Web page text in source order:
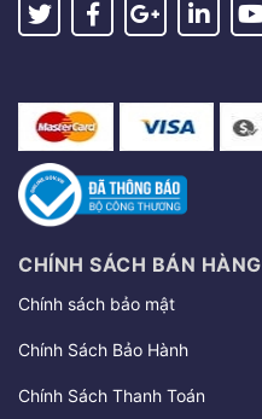
CHÍNH SÁCH BÁN HÀNG
Chính sách bảo mật
Chính Sách Bảo Hành
Chính Sách Thanh Toán